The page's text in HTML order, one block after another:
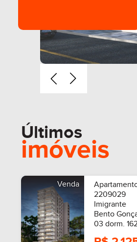
Últimos
imóveis
Venda
2209029
Imigrante
Bento
03 dorm.